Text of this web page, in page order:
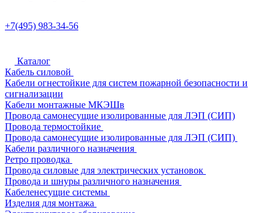
+7(495) 983-34-56
Каталог
Кабель силовой
Кабели огнестойкие для систем пожарной безопасности и
сигнализации
Кабели монтажные МКЭШв
Провода самонесущие изолированные для ЛЭП (СИП)
Провода термостойкие
Провода самонесущие изолированные для ЛЭП (СИП)
Кабели различного назначения
Ретро проводка
Провода силовые для электрических установок
Провода и шнуры различного назначения
Кабеленесущие системы
Изделия для монтажа